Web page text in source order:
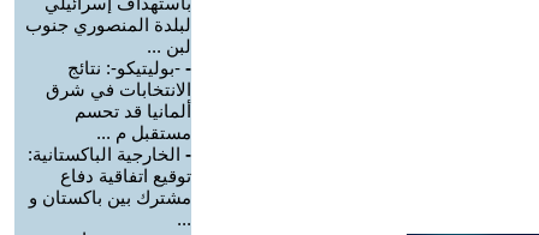
لبلدة المنصوري جنوب
لبن ...
- -بوليتيكو-: نتائج
الانتخابات في شرق
ألمانيا قد تحسم
مستقبل م ...
- الخارجية الباكستانية:
توقيع اتفاقية دفاع
مشترك بين باكستان و
...